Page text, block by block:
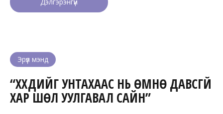
Эрүүл мэнд
“ХҮҮХДИЙГ УНТАХААС НЬ ӨМНӨ ДАВСГҮЙ
ХАР ШӨЛ УУЛГАВАЛ САЙН”